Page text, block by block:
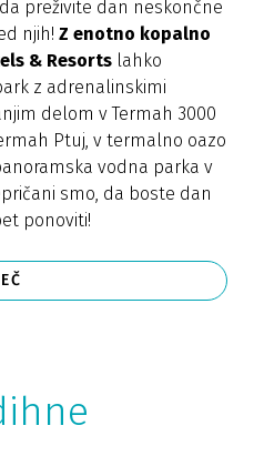
preživite dan neskončne
njih! Z enotno kopalno
& Resorts lahko
z adrenalinskimi
delom v Termah 3000
Ptuj, v termalno oazo
vodna parka v
smo, da boste dan
ponoviti!